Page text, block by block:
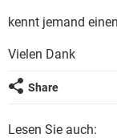
FACEBOOK
kennt jemand
Vielen Dank
Share
Lesen Sie auch: